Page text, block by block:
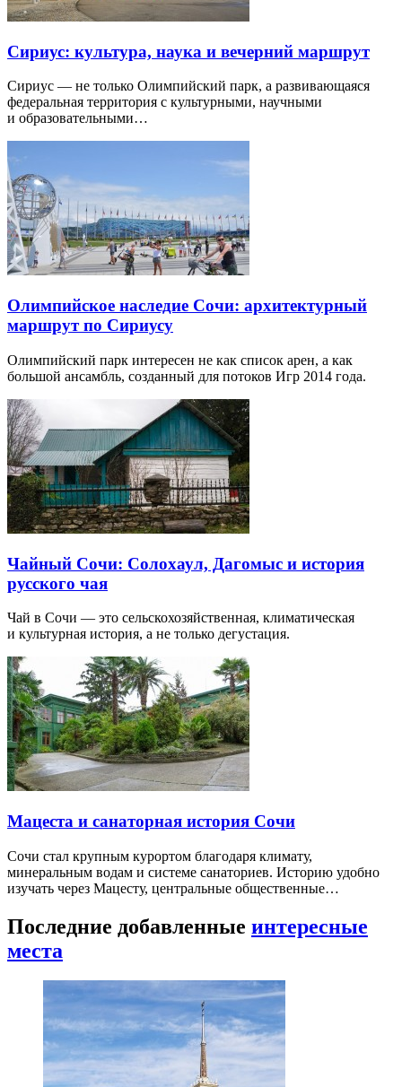
Сириус: культура, наука и вечерний маршрут
Сириус — не только Олимпийский парк, а развивающаяся
федеральная территория с культурными, научными
и образовательными…
Олимпийское наследие Сочи: архитектурный
маршрут по Сириусу
Олимпийский парк интересен не как список арен, а как
большой ансамбль, созданный для потоков Игр 2014 года.
Чайный Сочи: Солохаул, Дагомыс и история
русского чая
Чай в Сочи — это сельскохозяйственная, климатическая
и культурная история, а не только дегустация.
Мацеста и санаторная история Сочи
Сочи стал крупным курортом благодаря климату,
минеральным водам и системе санаториев. Историю удобно
изучать через Мацесту, центральные общественные…
Последние добавленные интересные
места